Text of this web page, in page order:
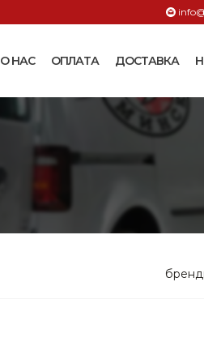
О НАС ОПЛАТА ДОСТАВКА
Термошкафы
Поилки и кормушки
Бункерные кормушки и